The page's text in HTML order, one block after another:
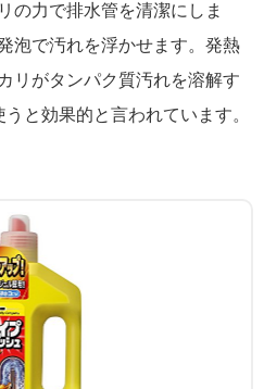
の力で排水管を清潔にしま
泡で汚れを浮かせます。発熱
リがタンパク質汚れを溶解す
と効果的と言われています。